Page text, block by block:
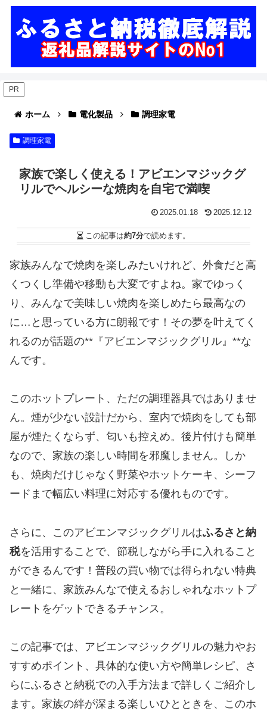
PR
ホーム 電化製品 調理家電
調理家電
家族で楽しく使える！アビエンマジックグ
リルでヘルシーな焼肉を自宅で満喫
2025.01.18 2025.12.12
この記事は約7分で読めます。
家族みんなで焼肉を楽しみたいけれど、外食だと高
くつくし準備や移動も大変ですよね。家でゆっく
り、みんなで美味しい焼肉を楽しめたら最高なの
に…と思っている方に朗報です！その夢を叶えてく
れるのが話題の**『アビエンマジックグリル』**な
んです。
このホットプレート、ただの調理器具ではありませ
ん。煙が少ない設計だから、室内で焼肉をしても部
屋が煙たくならず、匂いも控えめ。後片付けも簡単
なので、家族の楽しい時間を邪魔しません。しか
も、焼肉だけじゃなく野菜やホットケーキ、シーフ
ードまで幅広い料理に対応する優れものです。
さらに、このアビエンマジックグリルはふるさと納
税を活用することで、節税しながら手に入れること
ができるんです！普段の買い物では得られない特典
と一緒に、家族みんなで使えるおしゃれなホットプ
レートをゲットできるチャンス。
この記事では、アビエンマジックグリルの魅力やお
すすめポイント、具体的な使い方や簡単レシピ、さ
らにふるさと納税での入手方法まで詳しくご紹介し
ます。家族の絆が深まる楽しいひとときを、このホ